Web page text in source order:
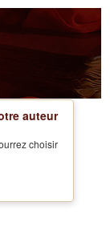
auteur
choisir